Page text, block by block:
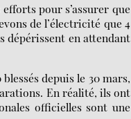
pour s’assurer que
de l’électricité que 4
dépérissent en attendant
depuis le 30 mars,
En réalité, ils ont
officielles sont une